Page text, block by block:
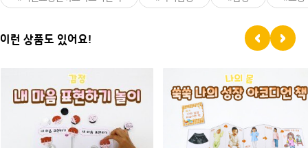
이런 상품도 있어요!